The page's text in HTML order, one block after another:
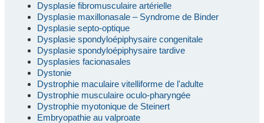
Dysplasie fibromusculaire artérielle
Dysplasie maxillonasale – Syndrome de Binder
Dysplasie septo-optique
Dysplasie spondyloépiphysaire congenitale
Dysplasie spondyloépiphysaire tardive
Dysplasies facionasales
Dystonie
Dystrophie maculaire vitelliforme de l'adulte
Dystrophie musculaire oculo-pharyngée
Dystrophie myotonique de Steinert
Embryopathie au valproate